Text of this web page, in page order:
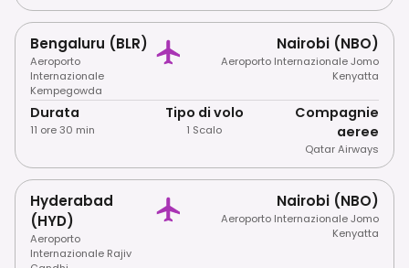
Bengaluru (BLR)
Aeroporto
Internazionale
Kempegowda
Nairobi (NBO)
Aeroporto Internazionale Jomo
Kenyatta
Durata
11 ore 30 min
Tipo di volo
1 Scalo
Compagnie
aeree
Qatar Airways
Hyderabad
(HYD)
Aeroporto
Internazionale Rajiv
Nairobi (NBO)
Aeroporto Internazionale Jomo
Kenyatta